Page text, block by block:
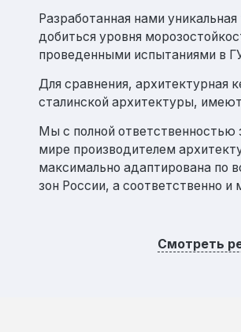
Реконструкция
Пожизненное обслуживание
Технология по улучшенным российским
нормативам
Технология здоровый дом
Разработанная нами
добиться уровня
проведенными испытаниями в
Для сравнения, архитектурная
сталинской архитектуры,
Мы с полной ответственностью
мире производителем
максимально адаптирована по
зон России, а соответственно и
Смотреть